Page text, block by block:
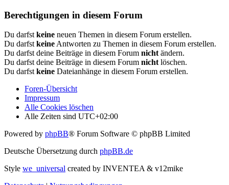
Berechtigungen in diesem Forum
Du darfst keine neuen Themen in diesem Forum erstellen.
Du darfst keine Antworten zu Themen in diesem Forum erstellen.
Du darfst deine Beiträge in diesem Forum nicht ändern.
Du darfst deine Beiträge in diesem Forum nicht löschen.
Du darfst keine Dateianhänge in diesem Forum erstellen.
Foren-Übersicht
Impressum
Alle Cookies löschen
Alle Zeiten sind UTC+02:00
Powered by phpBB® Forum Software © phpBB Limited
Deutsche Übersetzung durch phpBB.de
Style we_universal created by INVENTEA & v12mike